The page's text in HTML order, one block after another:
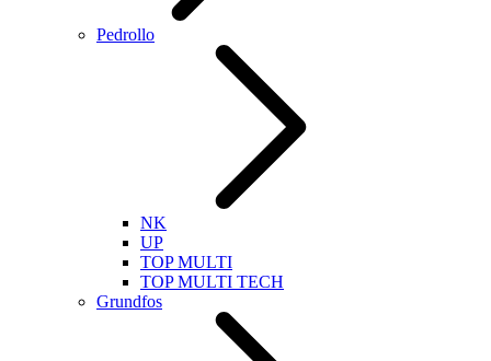
Pedrollo
NK
UP
TOP MULTI
TOP MULTI TECH
Grundfos